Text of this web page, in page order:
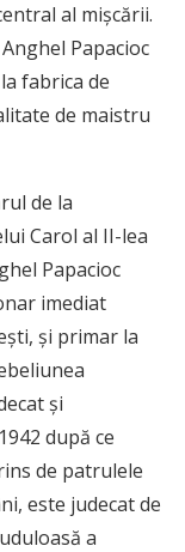
al mișcării.
Papacioc
fabrica de
de maistru
de la
Carol al II-lea
Papacioc
imediat
și primar la
și
după ce
de patrulele
este judecat de
a